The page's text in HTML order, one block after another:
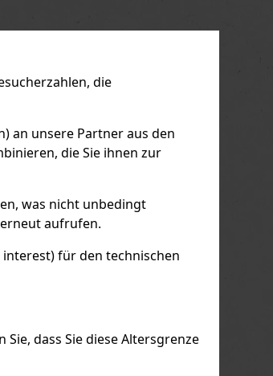
die
an unsere Partner aus den
die Sie ihnen zur
was nicht unbedingt
aufrufen.
für den technischen
Sie, dass Sie diese Altersgrenze